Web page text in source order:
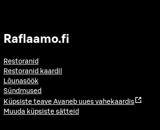
Raflaamo.fi
Restoranid
Restoranid kaardil
Lõunasöök
Sündmused
Küpsiste teave Avaneb uues vahekaardis
Muuda küpsiste sätteid